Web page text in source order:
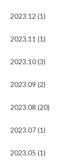
2023.12 (1)
2023.11 (1)
2023.10 (3)
2023.09 (2)
2023.08 (20)
2023.07 (1)
2023.05 (1)